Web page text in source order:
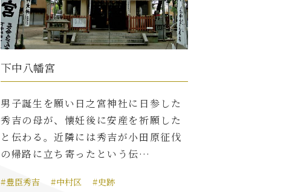
下中八幡宮
男子誕生を願い日之宮神社に日参した
秀吉の母が、懐妊後に安産を祈願した
と伝わる。近隣には秀吉が小田原征伐
の帰路に立ち寄ったという伝…
#豊臣秀吉 #中村区 #史跡